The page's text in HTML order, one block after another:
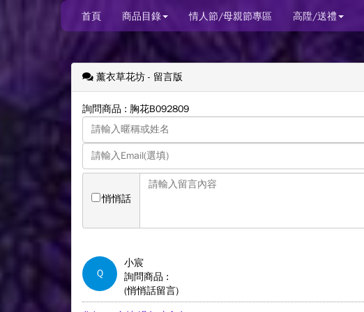
首頁 商品目錄 情人節/母親節專區 高陞/送禮
薰衣草花坊 - 留言版
詢問商品 : 胸花B092809
悄悄話
Q
小宸
詢問商品 :
(悄悄話留言)